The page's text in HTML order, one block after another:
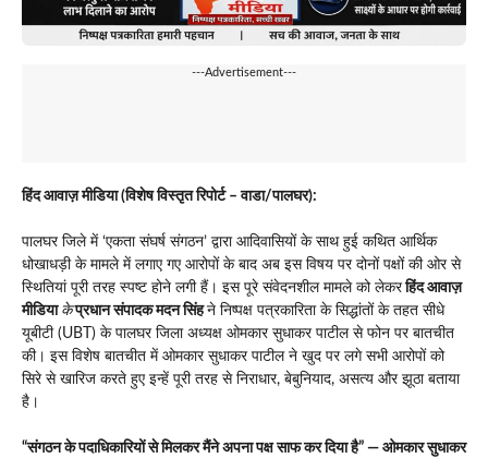
---Advertisement---
हिंद आवाज़ मीडिया (विशेष विस्तृत रिपोर्ट – वाडा/पालघर):
पालघर जिले में ‘एकता संघर्ष संगठन’ द्वारा आदिवासियों के साथ हुई कथित आर्थिक
धोखाधड़ी के मामले में लगाए गए आरोपों के बाद अब इस विषय पर दोनों पक्षों की ओर से
स्थितियां पूरी तरह स्पष्ट होने लगी हैं। इस पूरे संवेदनशील मामले को लेकरहिंद आवाज़
मीडियाकेप्रधान संपादक मदन सिंहने निष्पक्ष पत्रकारिता के सिद्धांतों के तहत सीधे
यूबीटी (UBT) के पालघर जिला अध्यक्ष ओमकार सुधाकर पाटील से फोन पर बातचीत
की। इस विशेष बातचीत में ओमकार सुधाकर पाटील ने खुद पर लगे सभी आरोपों को
सिरे से खारिज करते हुए इन्हें पूरी तरह से निराधार, बेबुनियाद, असत्य और झूठा बताया
है।
“संगठन के पदाधिकारियों से मिलकर मैंने अपना पक्ष साफ कर दिया है” — ओमकार सुधाकर